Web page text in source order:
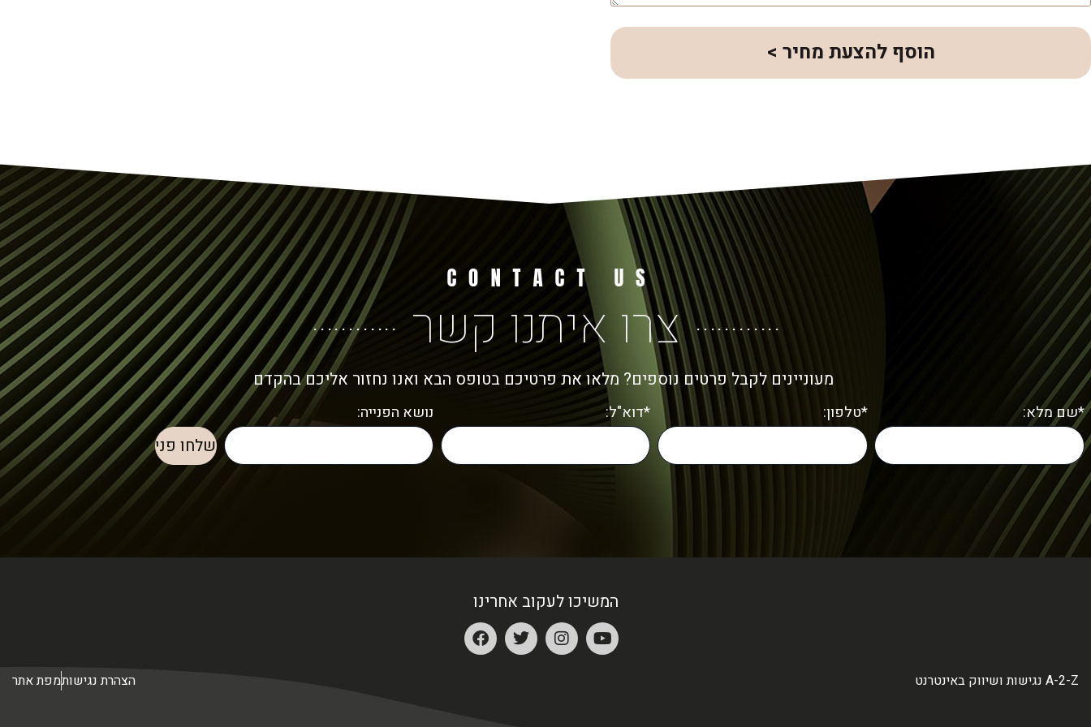
הוסף להצעת מחיר >
צרו איתנו קשר
מעוניינים לקבל פרטים נוספים? מלאו את פרטיכם בטופס הבא ואנו נחזור אליכם בהקדם
*שם מלא: *טלפון: *דוא"ל: נושא הפנייה:
המשיכו לעקוב אחרינו
A-2-Z נגישות ושיווק באינטרנט הצהרת נגישותמפת אתר